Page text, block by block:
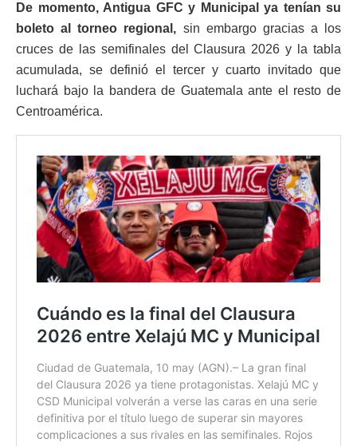
De momento, Antigua GFC y Municipal ya tenían su
boleto al torneo regional, sin embargo gracias a los
cruces de las semifinales del Clausura 2026 y la tabla
acumulada, se definió el tercer y cuarto invitado que
luchará bajo la bandera de Guatemala ante el resto de
Centroamérica.